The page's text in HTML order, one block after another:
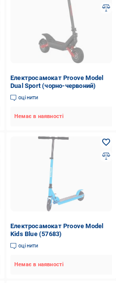
Електросамокат Proove Model
Dual Sport (чорно-червоний)
оцінити
Немає в наявності
Електросамокат Proove Model
Kids Blue (57683)
оцінити
Немає в наявності